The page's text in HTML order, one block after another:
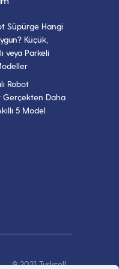
Süpürge Hangi
Küçük,
veya Parkeli
Robot
Gerçekten Daha
5 Model
© 2021 Turkcell